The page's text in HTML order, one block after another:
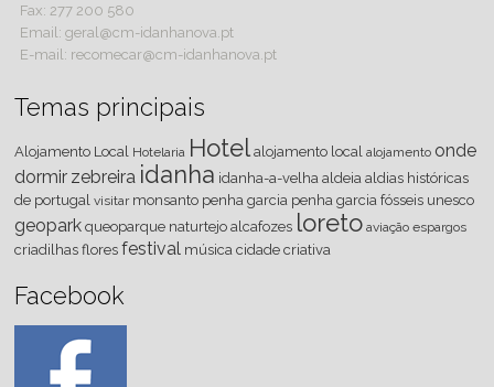
Fax: 277 200 580
Email: geral@cm-idanhanova.pt
E-mail: recomecar@cm-idanhanova.pt
Temas principais
Alojamento Local Hotelaria Hotel alojamento local alojamento onde
dormir zebreira idanha idanha-a-velha aldeia aldias históricas
de portugal visitar monsanto penha garcia penha garcia fósseis unesco
geopark queoparque naturtejo alcafozes loreto aviação espargos
criadilhas flores festival música cidade criativa
Facebook